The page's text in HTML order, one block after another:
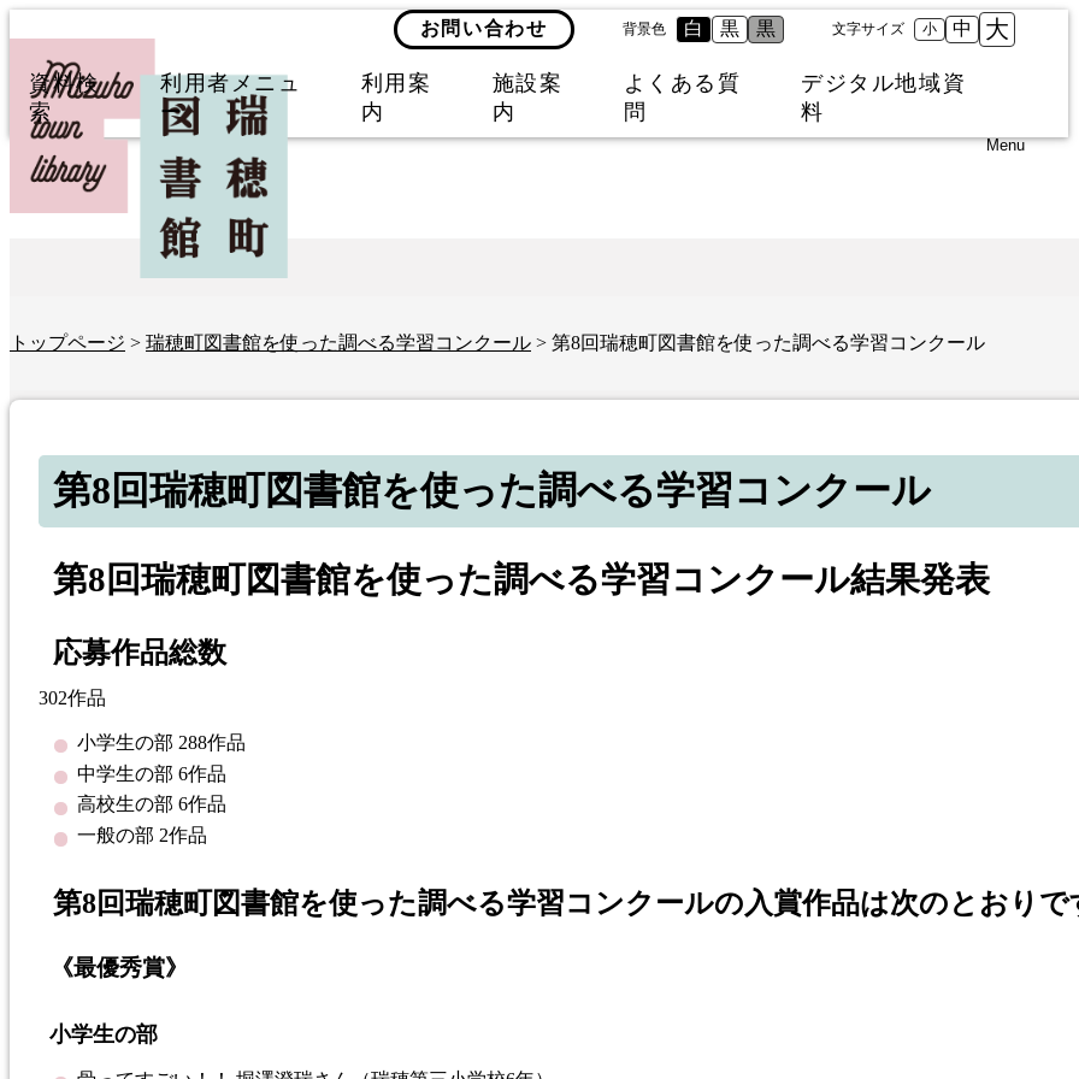
お問い合わせ 背景色 白 黒 黒 文字サイズ 小 中 大
資料検
索
利用者メニュ
ー
利用案
内
施設案
内
よくある質
問
デジタル地域資
料
Menu
トップページ > 瑞穂町図書館を使った調べる学習コンクール > 第8回瑞穂町図書館を使った調べる学習コンクール
第8回瑞穂町図書館を使った調べる学習コンクール
第8回瑞穂町図書館を使った調べる学習コンクール結果発表
応募作品総数
302作品
小学生の部 288作品
中学生の部 6作品
高校生の部 6作品
一般の部 2作品
第8回瑞穂町図書館を使った調べる学習コンクールの入賞作品は次のとおりで
《最優秀賞》
小学生の部